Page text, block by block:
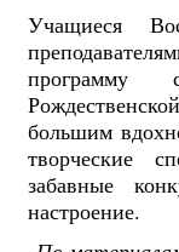
Учащиеся
большим
творческие
забавные
настроение.